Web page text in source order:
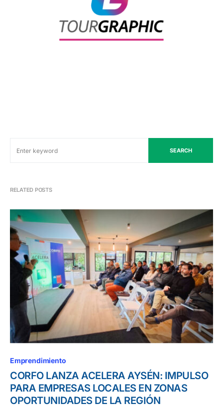
SEARCH
RELATED POSTS
Emprendimiento
CORFO LANZA ACELERA AYSÉN: IMPULSO
PARA EMPRESAS LOCALES EN ZONAS
OPORTUNIDADES DE LA REGIÓN